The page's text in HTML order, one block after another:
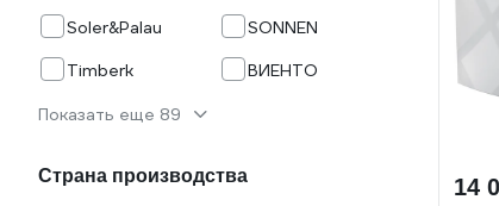
Soler&Palau
SONNEN
Timberk
ВИЕНТО
Показать еще 89
Страна производства 14